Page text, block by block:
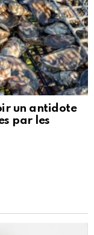
un antidote
par les